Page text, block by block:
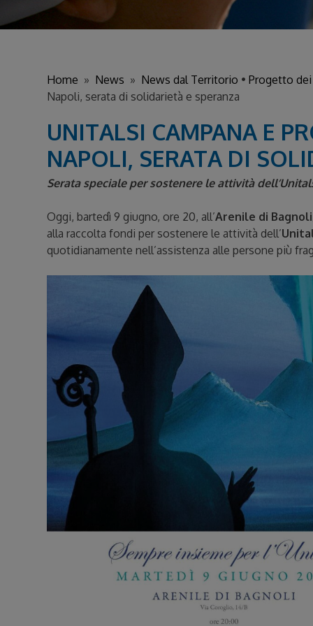
Home » News » News dal Territorio •Progetto
Napoli, serata di solidarietà e speranza
UNITALSI CAMPANA E
NAPOLI, SERATA DI
Serata speciale per sostenere le attività
Oggi, bartedì 9 giugno, ore 20, all’Arenile di Bagnoli
alla raccolta fondi per sostenere le attività dell’
quotidianamente nell’assistenza alle persone più